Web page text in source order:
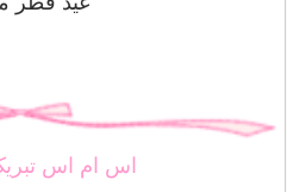
اس ام اس